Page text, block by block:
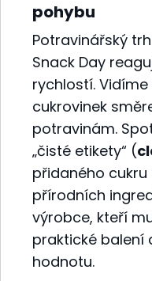
pohybu
Potravinářský
Snack Day
rychlostí.
cukrovinek
potravinám.
„čisté etikety“ (
přidaného
přírodních
výrobce, kteří
praktické balení
hodnotu.